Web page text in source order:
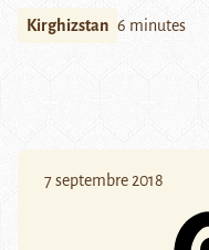
Kirghizstan 6 minutes
7 septembre 2018